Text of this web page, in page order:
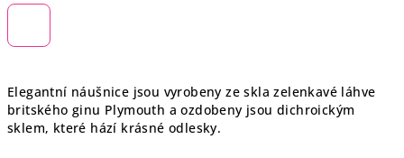
Elegantní náušnice jsou vyrobeny ze skla zelenkavé láhve
britského ginu Plymouth a ozdobeny jsou dichroickým
sklem, které hází krásné odlesky.